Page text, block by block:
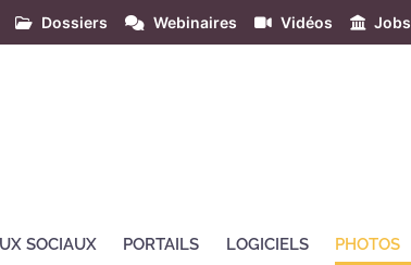
Dossiers Webinaires Vidéos Jobs
SOCIAUX PORTAILS LOGICIELS PHOTOS